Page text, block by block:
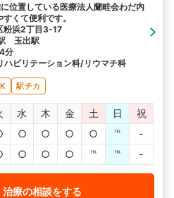
位置している医療法人蘭畦会わだ内
くて便利です。
粉浜2丁目3-17
玉出駅
分
ビリテーション科/リウマチ科
駅チカ
水 木 金 土 日
祝
○ ○ ○ ○ ℡
-
○ ○ ○ ℡ ℡ -
治療の相談をする